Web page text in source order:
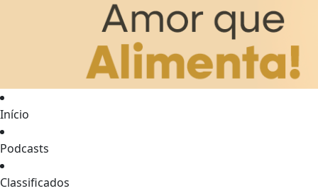
Início
Podcasts
Classificados